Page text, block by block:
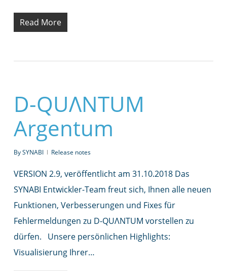
Read More
D-QUΛNTUM
Argentum
BySYNABI Release notes
VERSION 2.9, veröffentlicht am 31.10.2018 Das
SYNABI Entwickler-Team freut sich, Ihnen alle neuen
Funktionen, Verbesserungen und Fixes für
Fehlermeldungen zu D-QUΛNTUM vorstellen zu
dürfen. Unsere persönlichen Highlights:
Visualisierung Ihrer…